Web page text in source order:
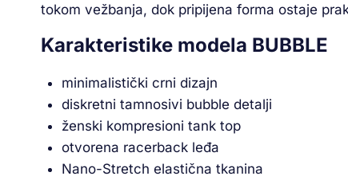
tokom vežbanja, dok pripijena forma ostaje
Karakteristike modela BUBBLE
minimalistički crni dizajn
diskretni tamnosivi bubble detalji
ženski kompresioni tank top
otvorena racerback leđa
Nano-Stretch elastična tkanina